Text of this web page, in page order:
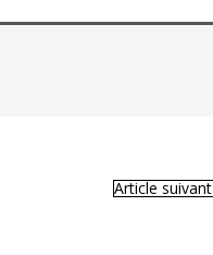
Article suivant